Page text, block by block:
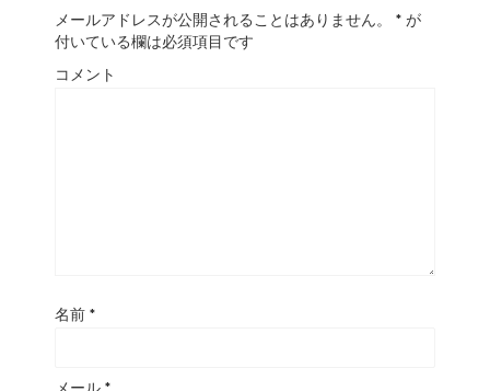
メールアドレスが公開されることはありません。 * が
付いている欄は必須項目です
コメント
名前 *